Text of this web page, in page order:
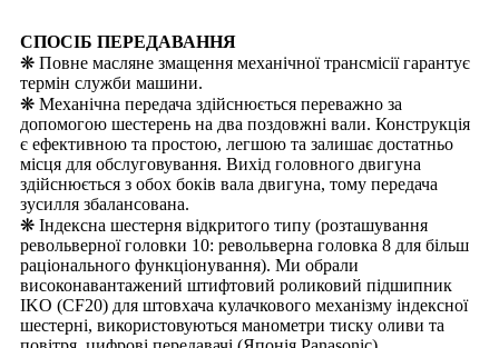
СПОСІБ ПЕРЕДАВАННЯ
❋ Повне масляне змащення механічної трансмісії гарантує
термін служби машини.
❋ Механічна передача здійснюється переважно за
допомогою шестерень на два поздовжні вали. Конструкція
є ефективною та простою, легшою та залишає достатньо
місця для обслуговування. Вихід головного двигуна
здійснюється з обох боків вала двигуна, тому передача
зусилля збалансована.
❋ Індексна шестерня відкритого типу (розташування
револьверної головки 10: револьверна головка 8 для більш
раціонального функціонування). Ми обрали
високонавантажений штифтовий роликовий підшипник
IKO (CF20) для штовхача кулачкового механізму індексної
шестерні, використовуються манометри тиску оливи та